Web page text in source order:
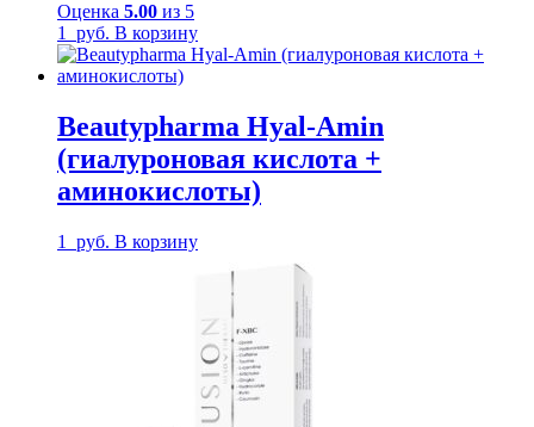
Оценка 5.00 из 5
1
руб. В корзину
Beautypharma Hyal-Amin
(гиалуроновая кислота +
аминокислоты)
1 руб. В корзину